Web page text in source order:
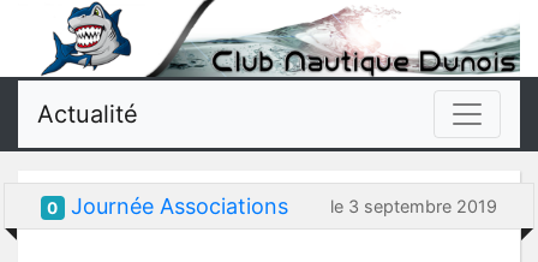
Actualité
0 Journée Associations le 3 septembre 2019